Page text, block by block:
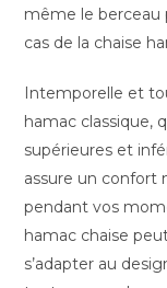
même le berceau
cas de la chaise
Intemporelle et
hamac classique,
supérieures et
assure un confort
pendant vos
hamac chaise
s’adapter au